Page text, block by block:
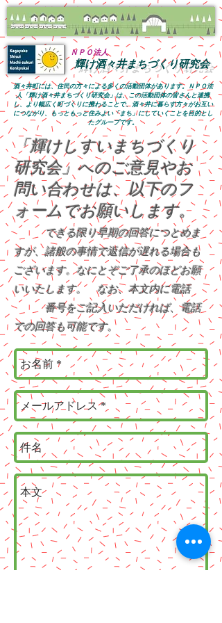
ＮＰＯ法人
輝け酒々井まちづくり研究会
酒々井町には、住民の方々による多くの活動団体があります。 ＮＰＯ法
人「輝け酒々井まちづくり研究会」は、この活動団体の皆さんと連携
し、より幅広く町づくりに携わることで、酒々井に暮らす方々がお互い
につながり、もっともっと住みよい「まち」にしていくことを目的とし
たグループです。
「輝けしすいまちづくり
研究会」へのご意見やお
問い合わせは、以下のフ
ォームでお願いします。
できる限り早期の回答につとめま
すが、諸般の事情で返信が遅れる場合も
ございます。なにとぞご了承のほどお願
いいたします。 なお、本文内に電話
番号をご記入いただければ、電話
での回答も可能です。